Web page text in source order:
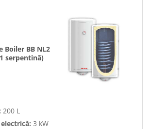
Boiler BB NL2
serpentină)
200 L
3 kW